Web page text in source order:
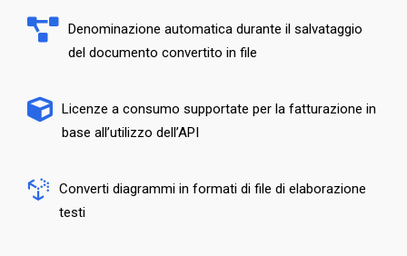
Denominazione automatica durante il salvataggio
del documento convertito in file
Licenze a consumo supportate per la fatturazione in
base all’utilizzo dell’API
Converti diagrammi in formati di file di elaborazione
testi